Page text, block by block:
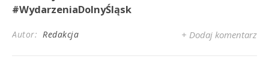
#WydarzeniaDolnyŚląsk
Autor: Redakcja + Dodaj komentarz